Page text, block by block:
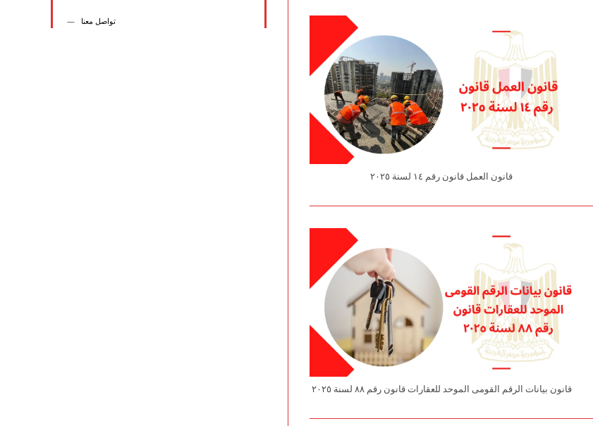
قانون العمل قانون رقم ١٤ لسنة ٢٠٢٥
قانون بيانات الرقم القومى الموحد للعقارات قانون رقم ٨٨ لسنة ٢٠٢٥
تواصل معنا